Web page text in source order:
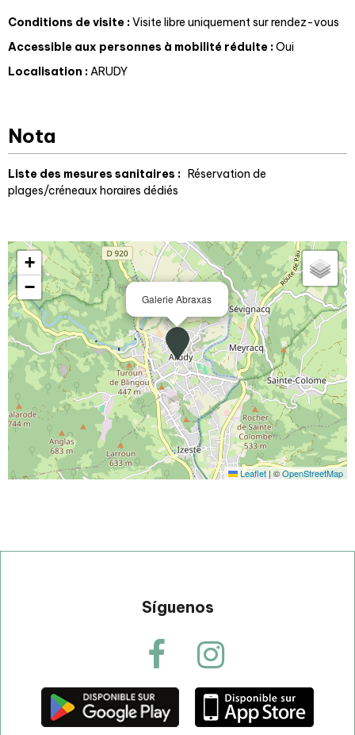
Conditions de visite :Visite libre uniquement sur rendez-vous
Accessible aux personnes à mobilité réduite :Oui
Localisation :ARUDY
Nota
Liste des mesures sanitaires : Réservation de
plages/créneaux horaires dédiés
Galerie Abraxas
+
−
Leaflet | ©OpenStreetMap
Síguenos